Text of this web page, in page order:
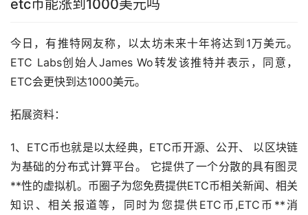
etc币能涨到1000美元吗
今日，有推特网友称，以太坊未来十年将达到1万美元。
ETC Labs创始人James Wo转发该推特并表示，同意，
ETC会更快到达1000美元。
拓展资料：
1、ETC币也就是以太经典，ETC币开源、公开、 以 区块链
为基础的分布式计算平台。 它提供了一个分散的具有图灵
**性的虚拟机。币圈子为您免费提供ETC币相关新闻、相关
知识、相关报道等，同时为您提供ETC币,ETC币**消